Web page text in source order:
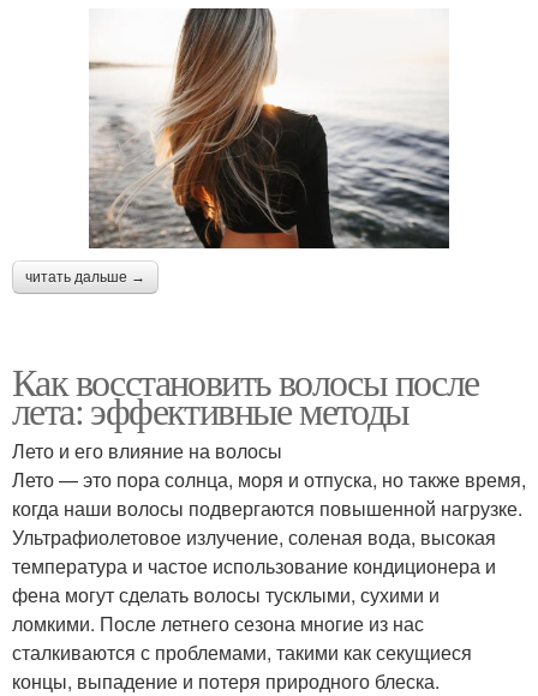
читать дальше →
Как восстановить волосы после
лета: эффективные методы
Лето и его влияние на волосы
Лето — это пора солнца, моря и отпуска, но также время,
когда наши волосы подвергаются повышенной нагрузке.
Ультрафиолетовое излучение, соленая вода, высокая
температура и частое использование кондиционера и
фена могут сделать волосы тусклыми, сухими и
ломкими. После летнего сезона многие из нас
сталкиваются с проблемами, такими как секущиеся
концы, выпадение и потеря природного блеска.